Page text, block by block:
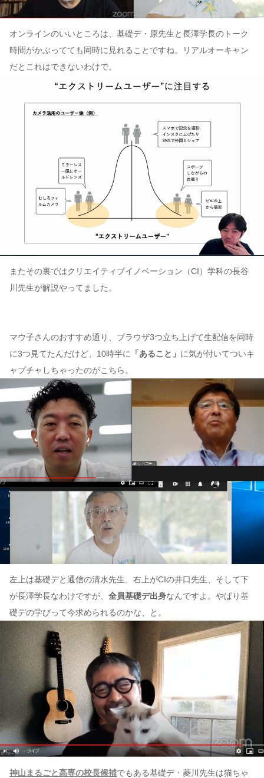
オンラインのいいところは、基礎デ・原先生と長澤学長のトーク
時間がかぶってても同時に見れることですね。リアルオーキャン
だとこれはできないわけで。
またその裏ではクリエイティブイノベーション（CI）学科の長谷
川先生が解説やってました。
マウ子さんのおすすめ通り、ブラウザ3つ立ち上げて生配信を同時
に3つ見てたんだけど、10時半に
「あること」 に気が付いてついキ
ャプチャしちゃったのがこちら。
左上は基礎デと通信の清水先生、右上がCIの井口先生、そして下
が長澤学長なわけですが、 全員基礎デ出身なんですよ。やぱり基
礎デの学びって今求められるのかな、と。
神山まるごと高専の校長候補でもある基礎デ・菱川先生は猫ちゃ